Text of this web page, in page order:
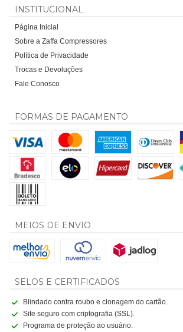
INSTITUCIONAL
Página Inicial
Sobre a Zaffa Compressores
Política de Privacidade
Trocas e Devoluções
Fale Conosco
FORMAS DE PAGAMENTO
MEIOS DE ENVIO
SELOS E CERTIFICADOS
Blindado contra roubo e clonagem do cartão.
Site seguro com criptografia (SSL).
Programa de proteção ao usuário.